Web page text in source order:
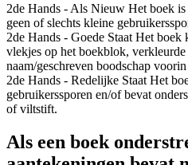
2de Hands - Als Nieuw Het boek is
geen of slechts kleine
2de Hands - Goede Staat Het boek
vlekjes op het boekblok,
naam/geschreven boodschap
2de Hands - Redelijke Staat Het
gebruikerssporen en/of bevat
of viltstift.
Als een boek